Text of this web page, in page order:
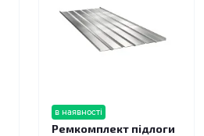
в наявності
Ремкомплект підлоги